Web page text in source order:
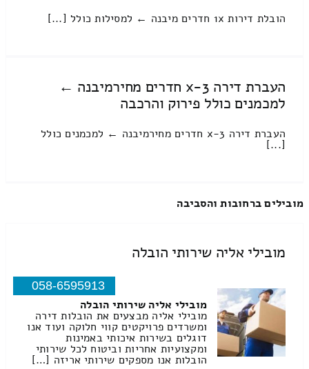
הובלת דירות 1x חדרים מיבנה ← למסילות כולל [...]
העברת דירה 3-x חדרים מחירמיבנה ←
למכמנים כולל פירוק והרכבה
העברת דירה 3-x חדרים מחירמיבנה ← למכמנים כולל
[...]
מובילים ברחובות והסביבה
מובילי אליה שירותי הובלה
058-6595913
מובילי אליה שירותי הובלה
מובילי אליה מבצעים את הובלות דירה
ומשרדים פרויקטים קווי חלוקה ועוד אנו
דוגלים בשירות איכותי באמינות
ומקצועיות אחריות וביטוח לכל שירותי
הובלות אנו מספקים שירותי אריזה […]